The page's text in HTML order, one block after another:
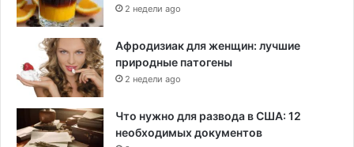
2 недели ago
Афродизиак для женщин: лучшие
природные патогены
2 недели ago
Что нужно для развода в США: 12
необходимых документов